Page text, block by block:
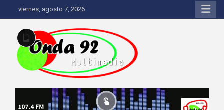
al
contenido
a
navegación
Saltar al contenido
viernes, agosto 7, 2026
Larga
descripción
Onda 92 Multimedia
Más cerca de ti